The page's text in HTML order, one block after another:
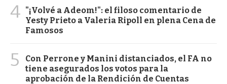
4 "¡Volvé a Adeom!": el filoso comentario de
Yesty Prieto a Valeria Ripoll en plena Cena de
Famosos
5
Con Perrone y Manini distanciados, el FA no
tiene asegurados los votos para la
aprobación de la Rendición de Cuentas